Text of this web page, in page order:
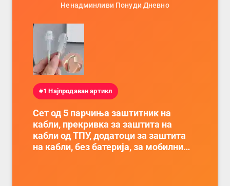
Ненадминливи Понуди Дневно
#1 Најпродаван артикл
Сет од 5 парчиња заштитник на
кабли, прекривка за заштита на
кабли од ТПУ, додатоци за заштита
на кабли, без батерија, за мобилни